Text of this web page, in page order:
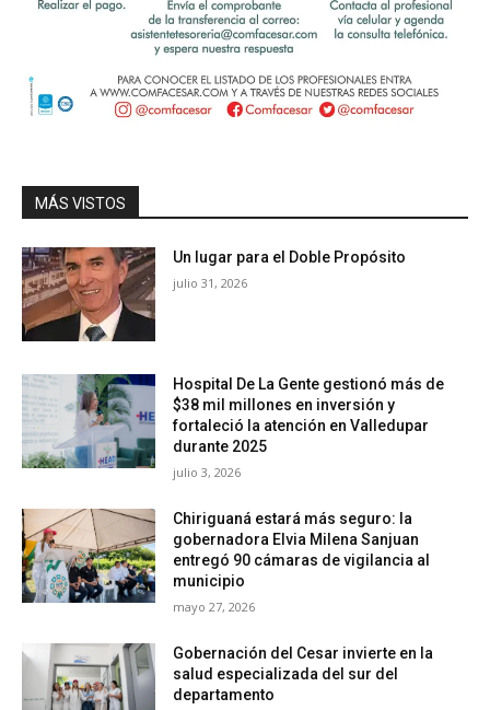
MÁS VISTOS
Un lugar para el Doble Propósito
julio 31, 2026
Hospital De La Gente gestionó más de
$38 mil millones en inversión y
fortaleció la atención en Valledupar
durante 2025
julio 3, 2026
Chiriguaná estará más seguro: la
gobernadora Elvia Milena Sanjuan
entregó 90 cámaras de vigilancia al
municipio
mayo 27, 2026
Gobernación del Cesar invierte en la
salud especializada del sur del
departamento